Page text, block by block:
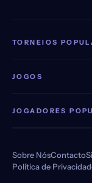
TORNEIOS
JOGOS
JOGADORES
Sobre NósContacto
Política de